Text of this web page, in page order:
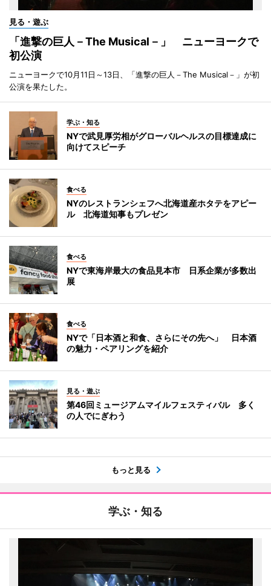
見る・遊ぶ
「進撃の巨人－The Musical－」 ニューヨークで
初公演
ニューヨークで10月11日～13日、「進撃の巨人－The Musical－」が初
公演を果たした。
学ぶ・知る
NYで武見厚労相がグローバルヘルスの目標達成に
向けてスピーチ
食べる
NYのレストランシェフへ北海道産ホタテをアピー
ル 北海道知事もプレゼン
食べる
NYで東海岸最大の食品見本市 日系企業が多数出
展
食べる
NYで「日本酒と和食、さらにその先へ」 日本酒
の魅力・ペアリングを紹介
見る・遊ぶ
第46回ミュージアムマイルフェスティバル 多く
の人でにぎわう
もっと見る
学ぶ・知る